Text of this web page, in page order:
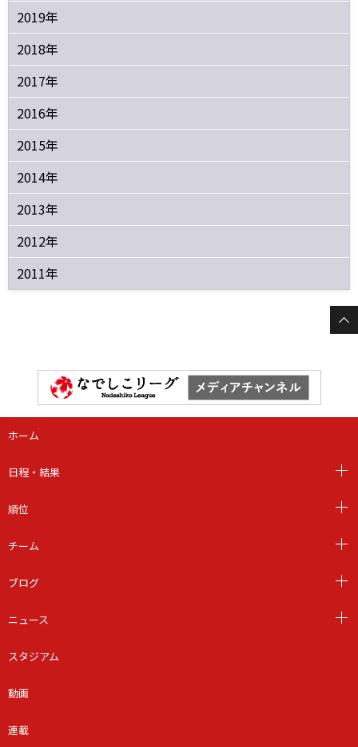
2019年
2018年
2017年
2016年
2015年
2014年
2013年
2012年
2011年
ホーム
日程・結果
順位
チーム
ブログ
ニュース
スタジアム
動画
連載